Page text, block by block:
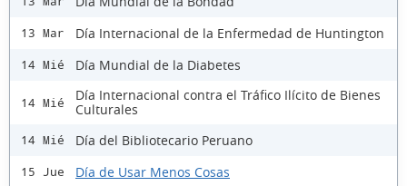
13 Mar Día Internacional de la Enfermedad de Huntington
14 Mié Día Mundial de la Diabetes
14 Mié
Día Internacional contra el Tráfico Ilícito de Bienes
Culturales
14 Mié Día del Bibliotecario Peruano
15 Jue Día de Usar Menos Cosas